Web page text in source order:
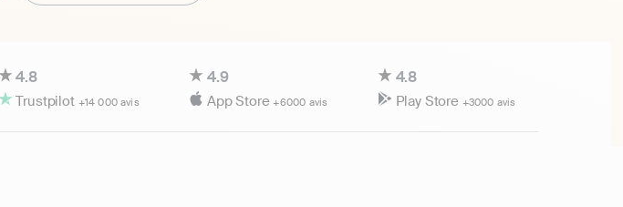
4.8
Trustpilot +14 000 avis
4.9
App Store+6000 avis
4.8
Play Store +3000 avis